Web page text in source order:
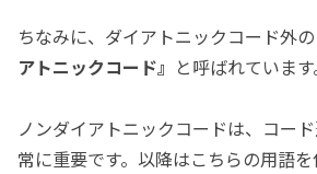
ちなみに、ダイアトニックコード外
アトニックコード』 と呼ばれています
ノンダイアトニックコードは、コー
常に重要です。以降はこちらの用語を